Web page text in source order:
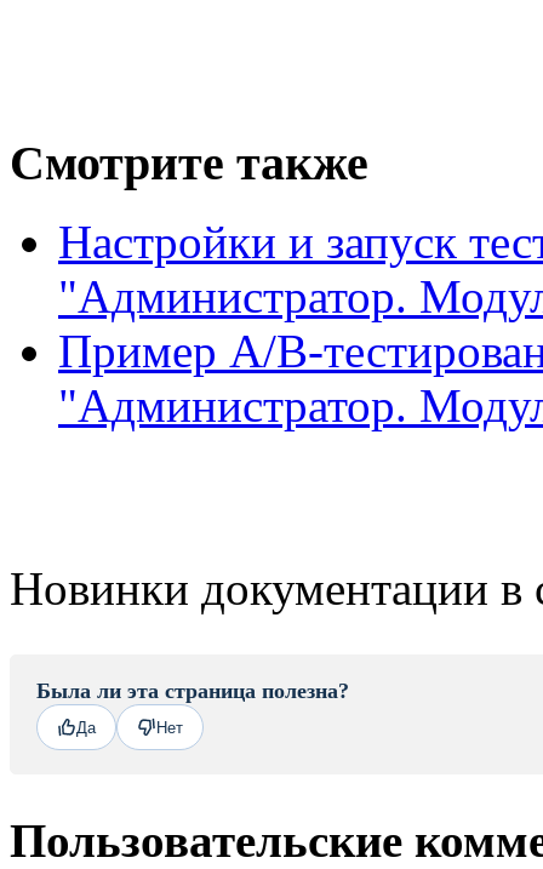
Смотрите также
Настройки и запуск
"Администратор.
Пример A/B-
"Администратор.
Новинки документации в
Была ли эта страница полезна?
Да Нет
Пользовательские